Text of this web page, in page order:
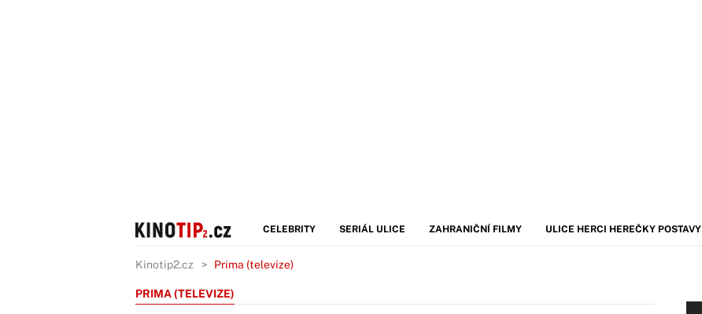
CELEBRITY SERIÁL ULICE ZAHRANIČNÍ FILMY ULICE HERCI HEREČKY POSTAVY
Kinotip2.cz Prima (televize)
PRIMA (TELEVIZE)